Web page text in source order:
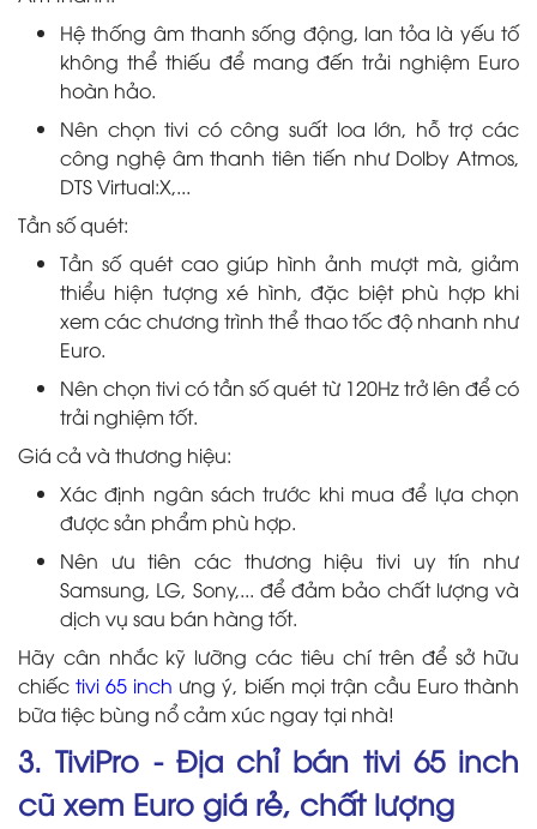
Hệ thống âm thanh sống động, lan tỏa là yếu tố
không thể thiếu để mang đến trải nghiệm Euro
hoàn hảo.
Nên chọn tivi có công suất loa lớn, hỗ trợ các
công nghệ âm thanh tiên tiến như Dolby Atmos,
DTS Virtual:X,...
Tần số quét:
Tần số quét cao giúp hình ảnh mượt mà, giảm
thiểu hiện tượng xé hình, đặc biệt phù hợp khi
xem các chương trình thể thao tốc độ nhanh như
Euro.
Nên chọn tivi có tần số quét từ 120Hz trở lên để có
trải nghiệm tốt.
Giá cả và thương hiệu:
Xác định ngân sách trước khi mua để lựa chọn
được sản phẩm phù hợp.
Nên ưu tiên các thương hiệu tivi uy tín như
Samsung, LG, Sony,... để đảm bảo chất lượng và
dịch vụ sau bán hàng tốt.
Hãy cân nhắc kỹ lưỡng các tiêu chí trên để sở hữu
chiếctivi 65 inch ưng ý, biến mọi trận cầu Euro thành
bữa tiệc bùng nổ cảm xúc ngay tại nhà!
3. TiviPro - Địa chỉ bán tivi 65 inch
cũ xem Euro giá rẻ, chất lượng